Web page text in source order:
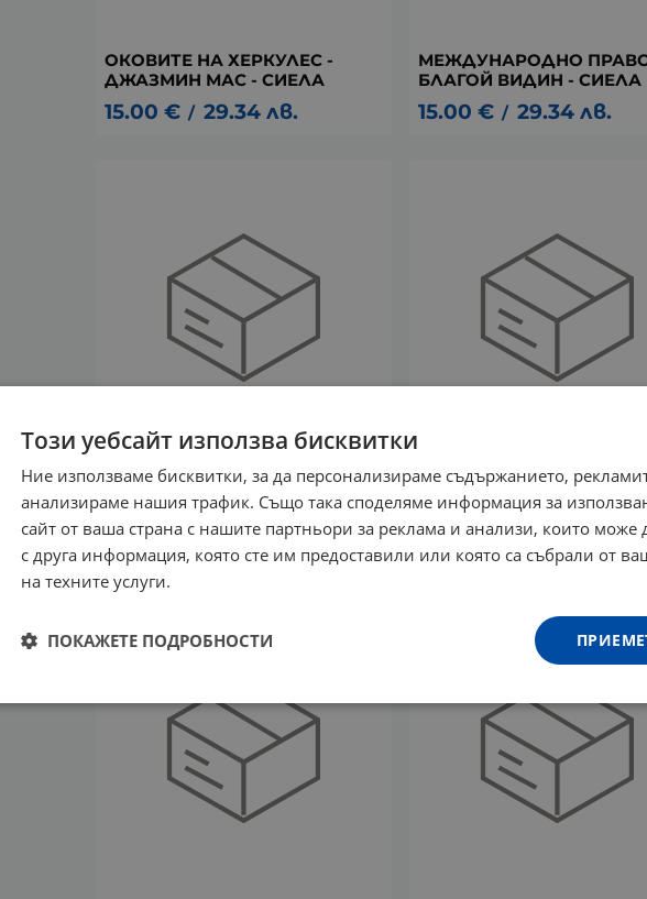
ОКОВИТЕ НА ХЕРКУЛЕС -
ДЖАЗМИН МАС - СИЕЛА
15.00 € / 29.34 лв.
МЕЖДУНАРОДНО
БЛАГОЙ ВИДИН - СИЕЛА
15.00 € / 29.34 лв.
ДОМ НА СОЛ И ТЪГА - ЕРИН
КРЕЙГ - СИЕЛА
14.00 € / 27.38 лв.
КАЛО ЗМЕЯ 2 -
КАТО МЕН - МИЛЕН
9.00 € / 17.60 лв.
Този уебсайт използва бисквитки
Ние използваме бисквитки, за да персонализираме съдържанието,
анализираме нашия трафик. Също така споделяме информация за
сайт от ваша страна с нашите партньори за реклама и анализи, които може
с друга информация, която сте им предоставили или която са събрали от
на техните услуги.
ПОКАЖЕТЕ ПОДРОБНОСТИ